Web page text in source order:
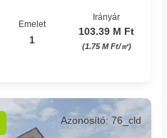
Emelet
1
Irányár
103.39 M Ft
(1.75 M Ft/㎡)
Azonosító: 76_cld